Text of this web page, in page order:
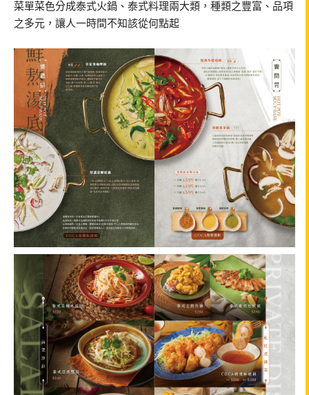
菜單菜色分成泰式火鍋、泰式料理兩大類，種類之豐富、品項
之多元，讓人一時間不知該從何點起